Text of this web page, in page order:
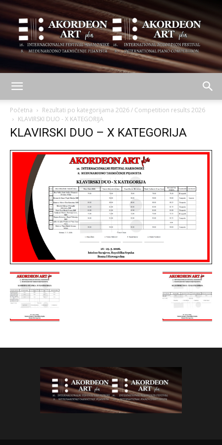
ART
plus
Početna
Rezultati po kategorijama 2026 / Competition results 2026
KLAVIRSKI DUO - X KATEGORIJA
KLAVIRSKI DUO – X KATEGORIJA